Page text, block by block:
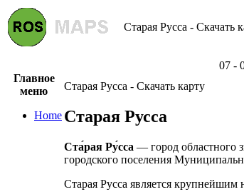
Старая Русса - Скачать
07 -
Главное
меню
Home
Старая Русса - Скачать карту
Старая Русса
Ста́рая Ру́сса — город областного
городского поселения
Старая Русса является